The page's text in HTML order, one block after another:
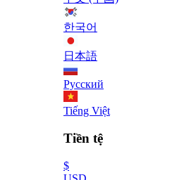
한국어
日本語
Русский
Tiếng Việt
Tiền tệ
$